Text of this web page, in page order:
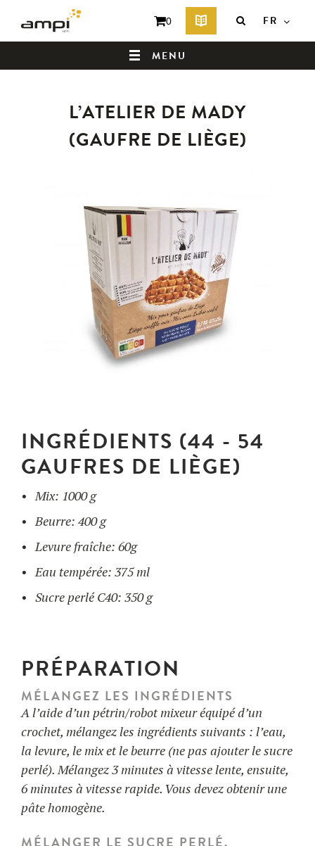
MENU
QUI SOMMES-NOUS ?
PRODUITS
Gaufriers
Accessoires
UTILISATION
RECETTES
FORMATIONS
0 FR
L’ATELIER DE MADY
(GAUFRE DE LIÈGE)
INGRÉDIENTS (44 - 54
GAUFRES DE LIÈGE)
Mix: 1000 g
Beurre: 400 g
Levure fraîche: 60g
Eau tempérée: 375 ml
Sucre perlé C40: 350 g
PRÉPARATION
MÉLANGEZ LES INGRÉDIENTS
A l’aide d’un pétrin/robot mixeur équipé d’un
crochet, mélangez les ingrédients suivants : l’eau,
la levure, le mix et le beurre (ne pas ajouter le sucre
perlé). Mélangez 3 minutes à vitesse lente, ensuite,
6 minutes à vitesse rapide. Vous devez obtenir une
pâte homogène.
MÉLANGER LE SUCRE PERLÉ.